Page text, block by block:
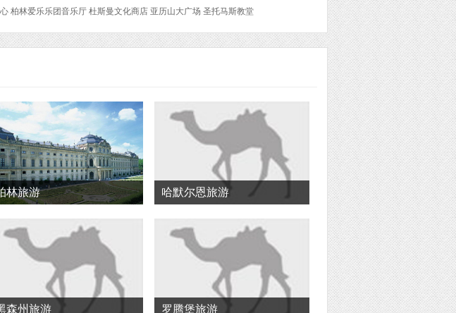
柏林爱乐乐团音乐厅 杜斯曼文化商店 亚历山大广场 圣托马斯教堂
林旅游 哈默尔恩旅游
森州旅游 罗腾堡旅游